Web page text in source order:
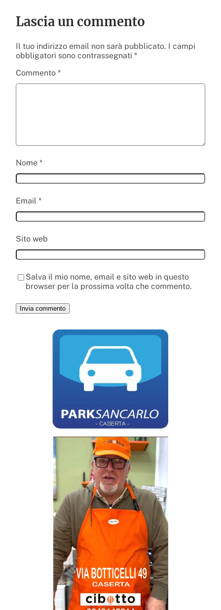
Lascia un commento
Il tuo indirizzo email non sarà pubblicato. I campi
obbligatori sono contrassegnati *
Commento *
Nome *
Email *
Sito web
Salva il mio nome, email e sito web in questo
browser per la prossima volta che commento.